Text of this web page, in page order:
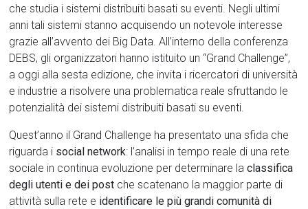
che studia i sistemi distribuiti basati su eventi. Negli ultimi
anni tali sistemi stanno acquisendo un notevole interesse
grazie all’avvento dei Big Data. All’interno della conferenza
DEBS, gli organizzatori hanno istituito un “Grand Challenge”,
a oggi alla sesta edizione, che invita i ricercatori di università
e industrie a risolvere una problematica reale sfruttando le
potenzialità dei sistemi distribuiti basati su eventi.
Quest’anno il Grand Challenge ha presentato una sfida che
riguarda i social network: l’analisi in tempo reale di una rete
sociale in continua evoluzione per determinare laclassifica
degli utenti e dei post che scatenano la maggior parte di
attività sulla rete e identificare le più grandi comunità di